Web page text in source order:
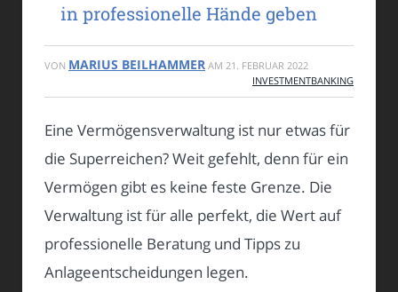
in professionelle Hände geben
VON MARIUS BEILHAMMER AM 21. FEBRUAR 2022
INVESTMENTBANKING
Eine Vermögensverwaltung ist nur etwas für
die Superreichen? Weit gefehlt, denn für ein
Vermögen gibt es keine feste Grenze. Die
Verwaltung ist für alle perfekt, die Wert auf
professionelle Beratung und Tipps zu
Anlageentscheidungen legen.